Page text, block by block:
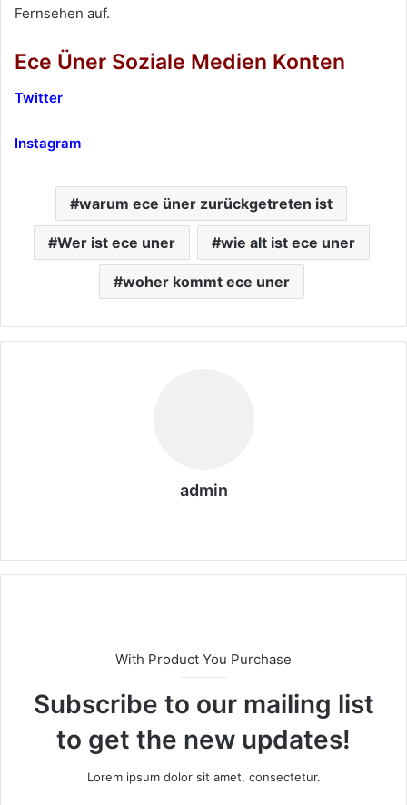
Fernsehen auf.
Ece Üner Soziale Medien Konten
Twitter
Instagram
warum ece üner zurückgetreten ist
Wer ist ece uner wie alt ist ece uner
woher kommt ece uner
admin
eit
With Product You Purchase
Subscribe to our mailing list
to get the new updates!
Lorem ipsum dolor sit amet, consectetur.